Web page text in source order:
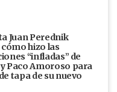
Juan Perednik
hizo las
“infladas” de
y Paco Amoroso para
tapa de su nuevo